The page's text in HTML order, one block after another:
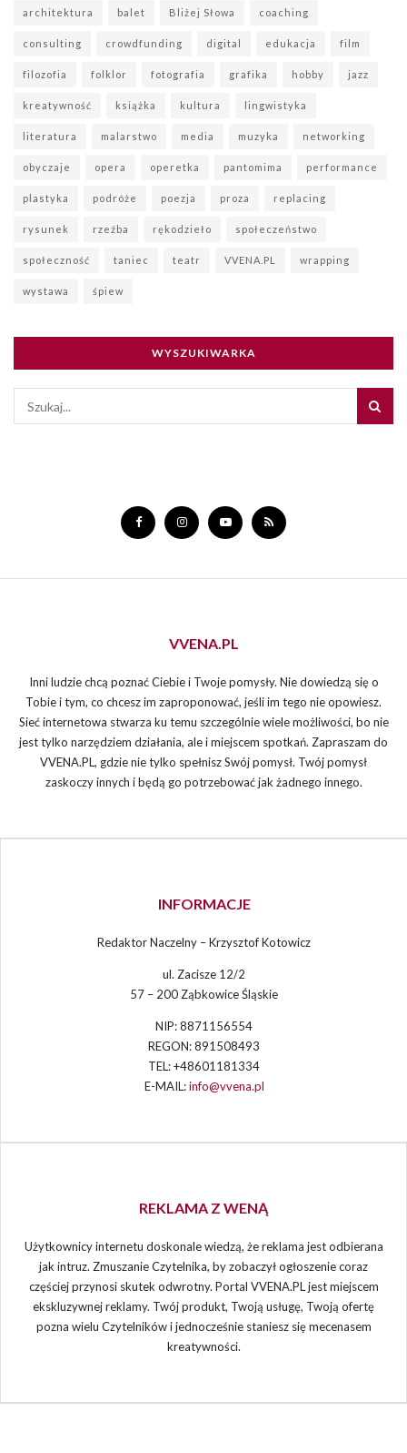
architektura balet Bliżej Słowa coaching
consulting crowdfunding digital edukacja film
filozofia folklor fotografia grafika hobby jazz
kreatywność książka kultura lingwistyka
literatura malarstwo media muzyka networking
obyczaje opera operetka pantomima performance
plastyka podróże poezja proza replacing
rysunek rzeźba rękodzieło społeczeństwo
społeczność taniec teatr VVENA.PL wrapping
wystawa śpiew
WYSZUKIWARKA
VVENA.PL
Inni ludzie chcą poznać Ciebie i Twoje pomysły. Nie dowiedzą się o
Tobie i tym, co chcesz im zaproponować, jeśli im tego nie opowiesz.
Sieć internetowa stwarza ku temu szczególnie wiele możliwości, bo nie
jest tylko narzędziem działania, ale i miejscem spotkań. Zapraszam do
VVENA.PL, gdzie nie tylko spełnisz Swój pomysł. Twój pomysł
zaskoczy innych i będą go potrzebować jak żadnego innego.
INFORMACJE
Redaktor Naczelny – Krzysztof Kotowicz
ul. Zacisze 12/2
57 – 200 Ząbkowice Śląskie
NIP: 8871156554
REGON: 891508493
TEL: +48601181334
E-MAIL:info@vvena.pl
REKLAMA Z WENĄ
Użytkownicy internetu doskonale wiedzą, że reklama jest odbierana
jak intruz. Zmuszanie Czytelnika, by zobaczył ogłoszenie coraz
częściej przynosi skutek odwrotny. Portal VVENA.PL jest miejscem
ekskluzywnej reklamy. Twój produkt, Twoją usługę, Twoją ofertę
pozna wielu Czytelników i jednocześnie staniesz się mecenasem
kreatywności.